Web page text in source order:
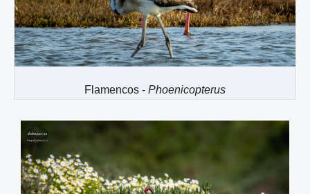
Flamencos - Phoenicopterus